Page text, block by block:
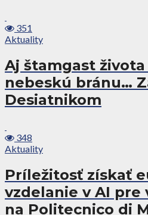
351
Aktuality
Aj štamgast
nebeskú bránu…
Desiatnikom
348
Aktuality
Príležitosť získať
vzdelanie v AI pre
na Politecnico di